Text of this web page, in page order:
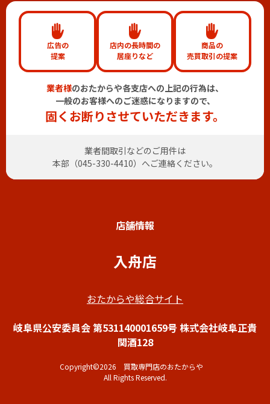
広告の
提案
店内の長時間の
居座りなど
商品の
売買取引の提案
業者様のおたからや各支店への上記の行為は、
一般のお客様へのご迷惑になりますので、
固くお断りさせていただきます。
業者間取引などのご用件は
本部（045-330-4410）へご連絡ください。
店舗情報
入舟店
おたからや総合サイト
岐阜県公安委員会 第531140001659号 株式会社岐阜正貴
関酒128
Copyright©2026 買取専門店のおたからや
All Rights Reserved.